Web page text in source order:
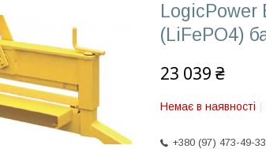
LogicPower
(LiFePO4)
23 039 ₴
Немає в наявності
+380 (97) 473-49-33